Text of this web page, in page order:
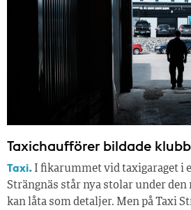
Taxichaufförer bildade
Taxi. I fikarummet vid taxigaraget i
Strängnäs står nya stolar under
kan låta som detaljer. Men på Taxi